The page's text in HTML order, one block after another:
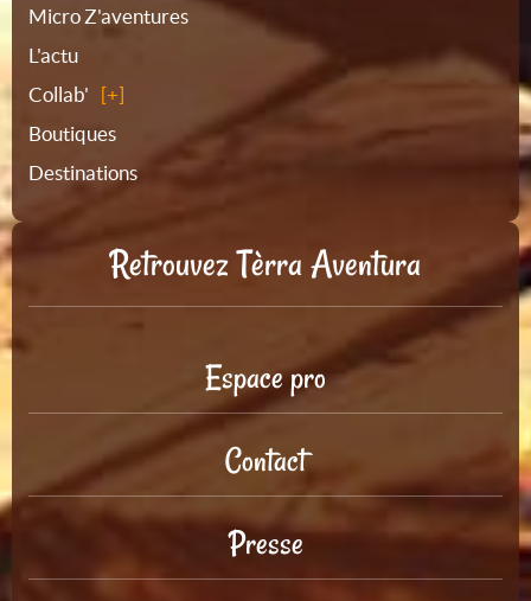
site
Micro Z'aventures
L'actu
Collab'
Boutiques
Destinations
Retrouvez Tèrra Aventura
Espace pro
Contact
Presse